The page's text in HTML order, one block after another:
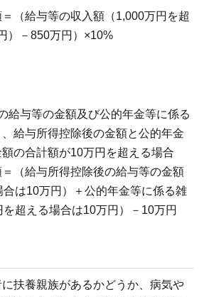
（給与等の収入額（1,000万円を超
）－850万円）×10%
給与等の金額及び公的年金等に係る
給与所得控除後の金額と公的年金
の合計額が10万円を超える場合
（給与所得控除後の給与等の金額
合は10万円）＋公的年金等に係る雑
超える場合は10万円）－10万円
扶養親族があるかどうか、病気や